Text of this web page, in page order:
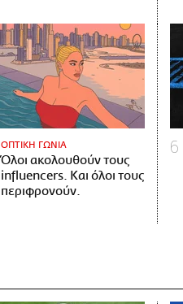
ΟΠΤΙΚΗ ΓΩΝΙΑ
Όλοι ακολουθούν τους
influencers. Και όλοι τους
περιφρονούν.